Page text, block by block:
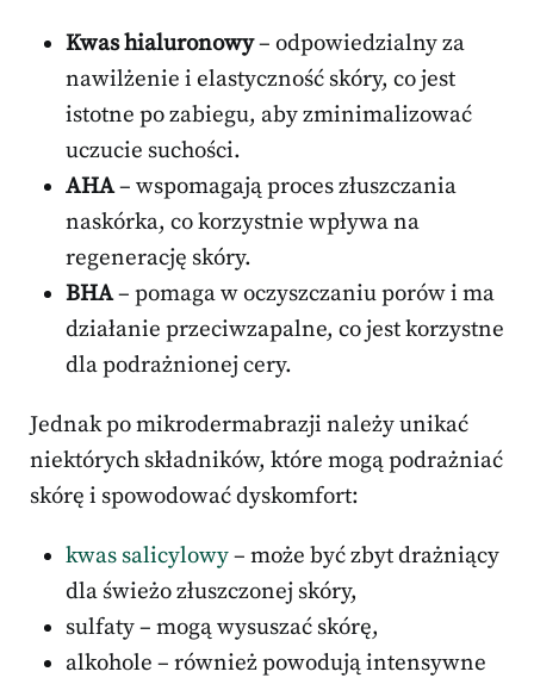
Kwas hialuronowy– odpowiedzialny za
nawilżenie i elastyczność skóry, co jest
istotne po zabiegu, aby zminimalizować
uczucie suchości.
AHA– wspomagają proces złuszczania
naskórka, co korzystnie wpływa na
regenerację skóry.
BHA– pomaga w oczyszczaniu porów i ma
działanie przeciwzapalne, co jest korzystne
dla podrażnionej cery.
Jednak po mikrodermabrazji należy unikać
niektórych składników, które mogą podrażniać
skórę i spowodować dyskomfort:
kwas salicylowy– może być zbyt drażniący
dla świeżo złuszczonej skóry,
sulfaty – mogą wysuszać skórę,
alkohole – również powodują intensywne